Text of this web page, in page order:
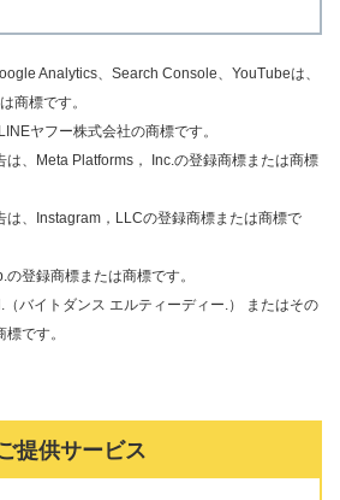
Analytics、Search Console、YouTubeは、
商標です。
ヤフー株式会社の商標です。
は、Meta Platforms， Inc.の登録商標または商標
は、Instagram，LLCの登録商標または商標で
登録商標または商標です。
（バイトダンス エルティーディー.） またはその
です。
提供サービス